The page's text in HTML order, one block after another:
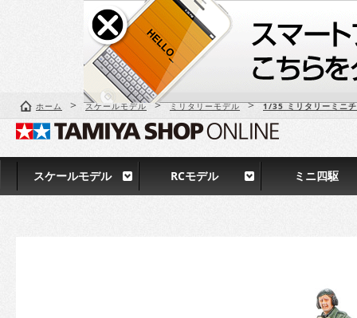
スケールモデル RCモデル ミニ四駆
ホーム > スケールモデル > ミリタリーモデル > 1/35 ミリタリーミニ